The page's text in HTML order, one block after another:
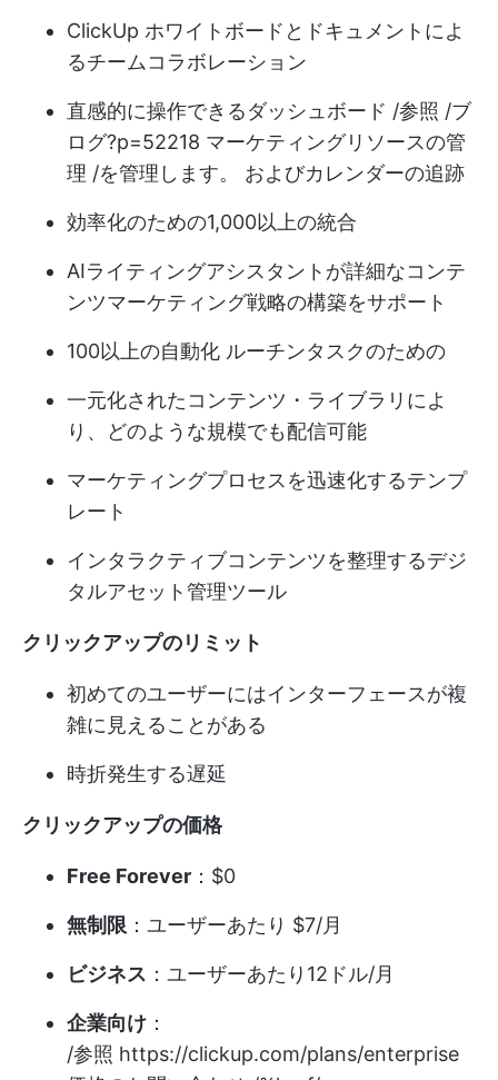
ClickUp ホワイトボードとドキュメントによ
るチームコラボレーション
直感的に操作できるダッシュボード /参照 /ブ
ログ?p=52218 マーケティングリソースの管
理 /を管理します。 およびカレンダーの追跡
効率化のための1,000以上の統合
AIライティングアシスタントが詳細なコンテ
ンツマーケティング戦略の構築をサポート
100以上の自動化 ルーチンタスクのための
一元化されたコンテンツ・ライブラリによ
り、どのような規模でも配信可能
マーケティングプロセスを迅速化するテンプ
レート
インタラクティブコンテンツを整理するデジ
タルアセット管理ツール
クリックアップのリミット
初めてのユーザーにはインターフェースが複
雑に見えることがある
時折発生する遅延
クリックアップの価格
Free Forever ：$0
無制限 ：ユーザーあたり $7/月
ビジネス ：ユーザーあたり12ドル/月
企業向け ：
/参照 https://clickup.com/plans/enterprise